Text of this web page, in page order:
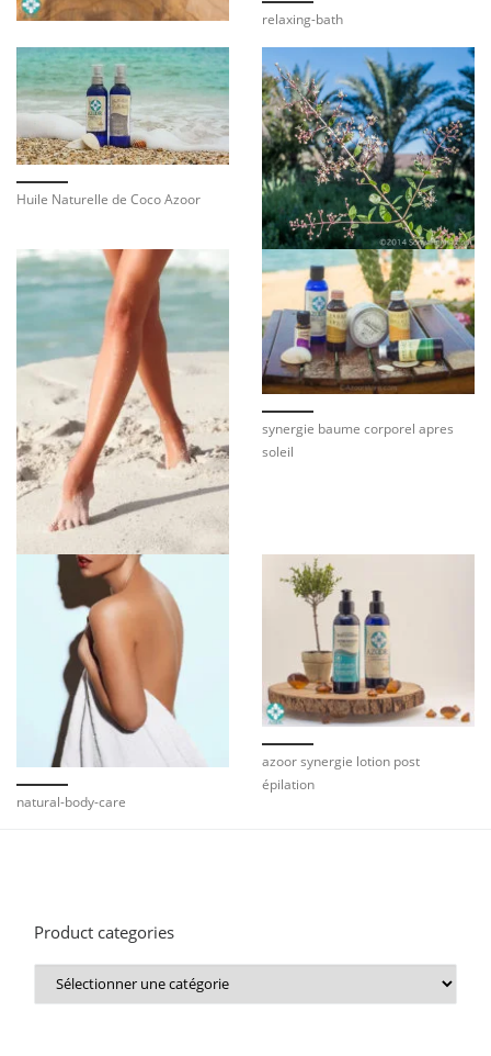
relaxing-bath
Huile Naturelle de Coco Azoor
synergie baume corporel apres
soleil
natural-body-care
azoor synergie lotion post
épilation
Product categories